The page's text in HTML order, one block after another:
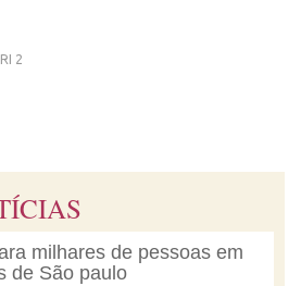
2
milhares de pessoas em
de São paulo